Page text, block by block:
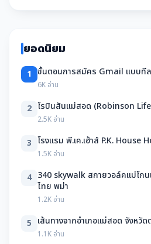
ยอดนิยม
1 ขั้นตอนการสมัคร Gmail แบบที
6K อ่าน
2 โรบินสันแม่สอด (Robinson
2.5K อ่าน
3 โรงแรม พี.เค.เฮ้าส์ P.K. House
1.5K อ่าน
4 340 skywalk สกายวอล์คแม่โกนเกน จุดชมวิวสอง
ไทย พม่า
1.2K อ่าน
5 เส้นทางจากอำเภอแม่สอด จังหวัด
1.1K อ่าน